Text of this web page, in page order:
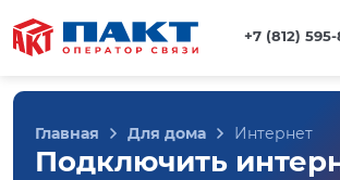
+7 (812) 595-
Главная Для дома Интернет
Подключить